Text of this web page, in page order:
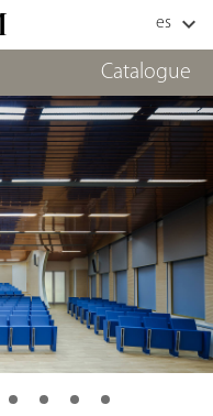
Catalogue